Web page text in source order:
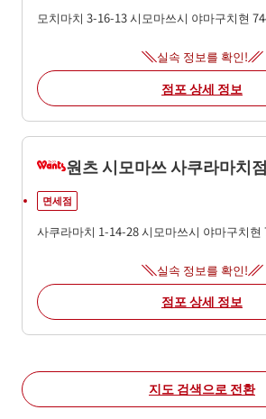
모치마치 3-16-13시모마쓰시 야마구치현
실속 정보를 확인!
점포 상세 정보
원츠 시모마쓰 사쿠라마치점
면세점
사쿠라마치 1-14-28시모마쓰시 야마구치현
실속 정보를 확인!
점포 상세 정보
지도 검색으로 전환